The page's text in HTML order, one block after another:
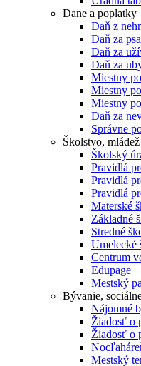
Dane a poplatky
Daň z
Daň za psa
Daň za
Daň za
Miestny
Miestny
Miestny
Daň za
Správne
Školstvo, mládež
Školský
Pravidlá
Pravidlá
Pravidlá
Materské
Základné
Stredné
Umelecké
Centrum
Edupage
Mestský
Bývanie,
Nájomné
Žiadosť o
Žiadosť o
Mestský